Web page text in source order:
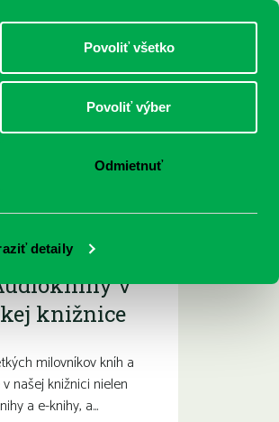
detaily
Povoliť všetko
Povoliť výber
Odmietnuť
DOSPELÍ
v
knižnice
milovníkov kníh a
našej knižnici nielen
a e-knihy, a...